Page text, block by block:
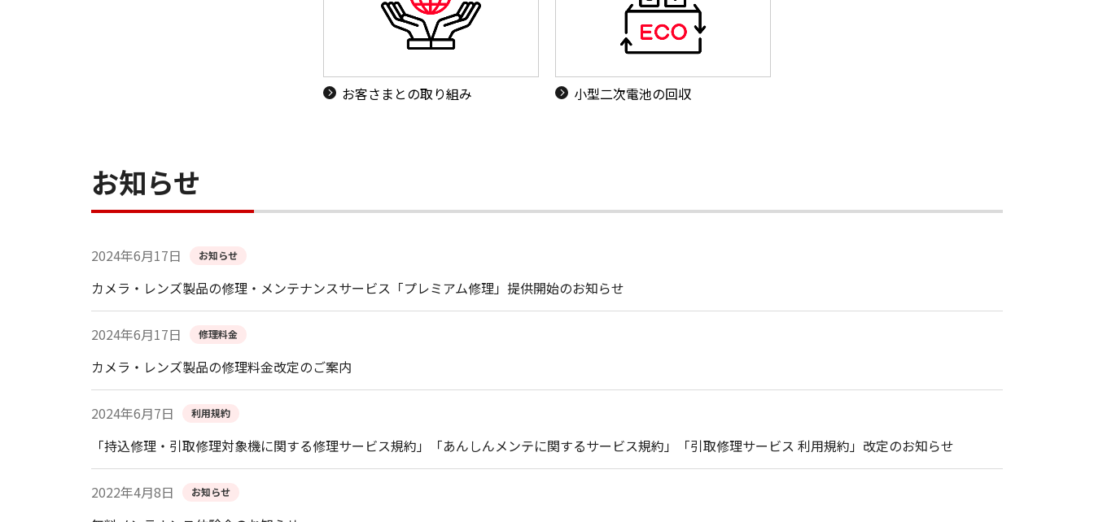
お客さまとの取り組み 小型二次電池の回収
お知らせ
2024年6月17日 お知らせ
カメラ・レンズ製品の修理・メンテナンスサービス「プレミアム修理」提供開始のお知らせ
2024年6月17日 修理料金
カメラ・レンズ製品の修理料金改定のご案内
2024年6月7日 利用規約
「持込修理・引取修理対象機に関する修理サービス規約」「あんしんメンテに関するサービス規約」「引取修理サービス 利用規約」改定のお知らせ
2022年4月8日 お知らせ